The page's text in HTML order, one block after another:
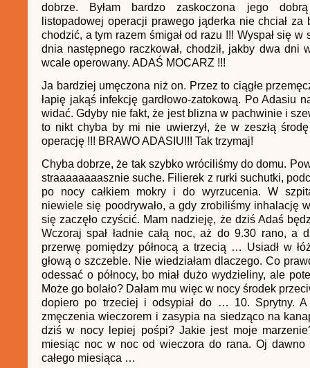
dobrze. Byłam bardzo zaskoczona jego
listopadowej operacji prawego jąderka nie chciał za
chodzić, a tym razem śmigał od razu !!! Wyspał się w
dnia następnego raczkował, chodził, jakby dwa dni
wcale operowany. ADAŚ MOCARZ !!!
Ja bardziej umęczona niż on. Przez to ciągłe
łapię jakąś infekcję gardłowo-zatokową. Po Adasiu
widać. Gdyby nie fakt, że jest blizna w pachwinie i
to nikt chyba by mi nie uwierzył, że w zeszłą środę
operację !!! BRAWO ADASIU!!! Tak trzymaj!
Chyba dobrze, że tak szybko wróciliśmy do domu.
straaaaaaaasznie suche. Filierek z rurki suchutki,
po nocy całkiem mokry i do wyrzucenia. W
niewiele się poodrywało, a gdy zrobiliśmy inhalację
się zaczęło czyścić. Mam nadzieję, że dziś Adaś
Wczoraj spał ładnie całą noc, aż do 9.30 rano, a
przerwę pomiędzy północą a trzecią … Usiadł w
głową o szczeble. Nie wiedziałam dlaczego. Co
odessać o północy, bo miał dużo wydzieliny, ale
Może go bolało? Dałam mu więc w nocy środek
dopiero po trzeciej i odsypiał do … 10. Sprytny.
zmęczenia wieczorem i zasypia na siedząco na
dziś w nocy lepiej pośpi? Jakie jest moje
miesiąc noc w noc od wieczora do rana. Oj dawno
całego miesiąca …